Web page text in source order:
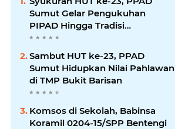
Sumut Gelar Pengukuhan
PIPAD Hingga Tradisi
Kekeluargaan
Sambut HUT ke-23, PPAD
Sumut Hidupkan Nilai Pahlawan
di TMP Bukit Barisan
Komsos di Sekolah, Babinsa
Koramil 0204-15/SPP Bentengi